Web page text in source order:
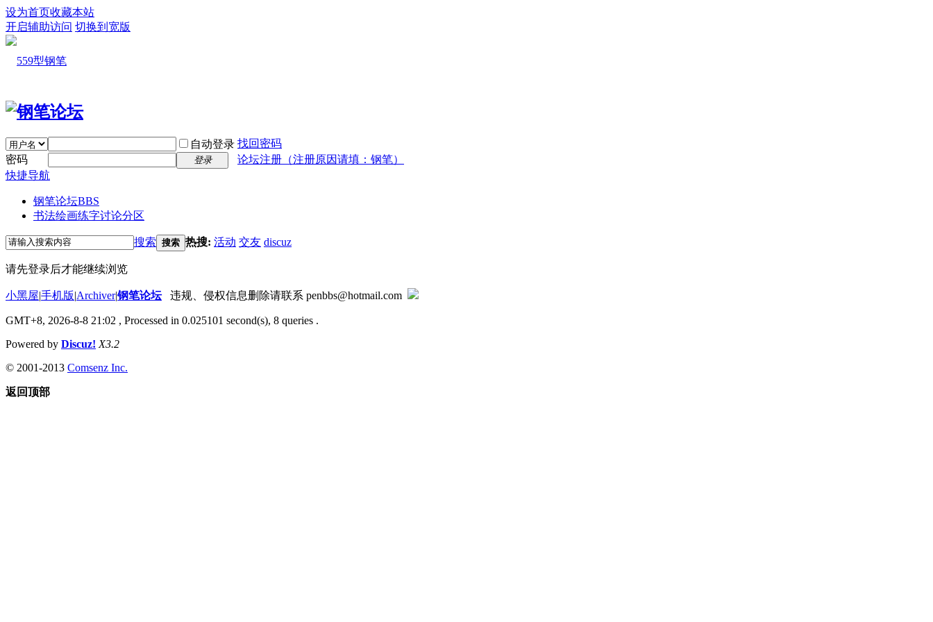
设为首页收藏本站
开启辅助访问 切换到宽版
自动登录 找回密码
密码
登录
论坛注册（注册原因请填：钢笔）
快捷导航
钢笔论坛BBS
书法绘画练字讨论分区
搜索 搜索 热搜: 活动 交友 discuz
请先登录后才能继续浏览
小黑屋|手机版|Archiver|钢笔论坛 违规、侵权信息删除请联系 penbbs@hotmail.com
GMT+8, 2026-8-8 21:02 , Processed in 0.025101 second(s), 8 queries .
Powered by Discuz! X3.2
© 2001-2013 Comsenz Inc.
返回顶部